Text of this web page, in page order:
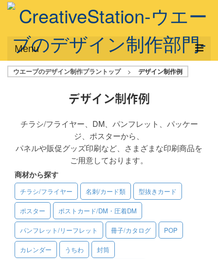
Menu
サービス概要
デザインプラン
フルデザイン
データ修正
写真からイラスト作成
デザイン制作例
ご利用料金
ご利用ガイド
ご利用の流れ
ウエーブのデザイン制作プラントップ > デザイン制作例
デザイン制作例
チラシ/フライヤー、DM、パンフレット、パッケー
ジ、ポスターから、
パネルや販促グッズ印刷など、さまざまな印刷商品を
ご用意しております。
商材から探す
チラシ/フライヤー 名刺/カード類 型抜きカード
ポスター ポストカード/DM・圧着DM
パンフレット/リーフレット 冊子/カタログ POP
カレンダー うちわ 封筒